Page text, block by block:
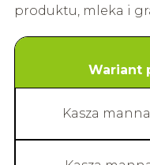
produktu, mleka i
Wariant
Kasza